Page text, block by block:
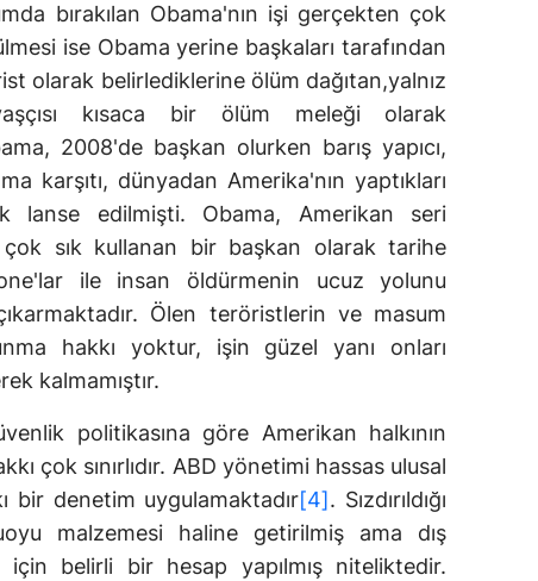
bırakılan Obama'nın işi gerçekten çok
ise Obama yerine başkaları tarafından
olarak belirlediklerine ölüm dağıtan,yalnız
kısaca bir ölüm meleği olarak
2008'de başkan olurken barış yapıcı,
karşıtı, dünyadan Amerika'nın yaptıkları
edilmişti. Obama, Amerikan seri
sık kullanan bir başkan olarak tarihe
ile insan öldürmenin ucuz yolunu
Ölen teröristlerin ve masum
hakkı yoktur, işin güzel yanı onları
kalmamıştır.
politikasına göre Amerikan halkının
çok sınırlıdır. ABD yönetimi hassas ulusal
bir denetim uygulamaktadır[4]. Sızdırıldığı
malzemesi haline getirilmiş ama dış
belirli bir hesap yapılmış niteliktedir.